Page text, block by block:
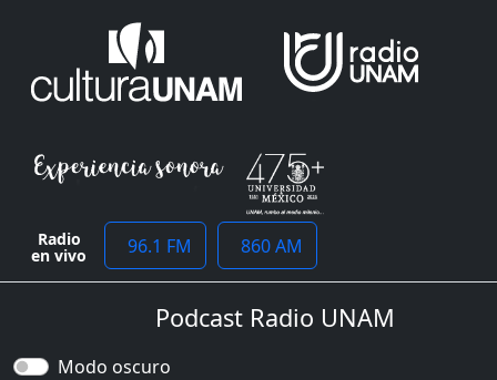
Radio
en vivo 96.1 FM 860 AM
Podcast Radio UNAM
Modo oscuro